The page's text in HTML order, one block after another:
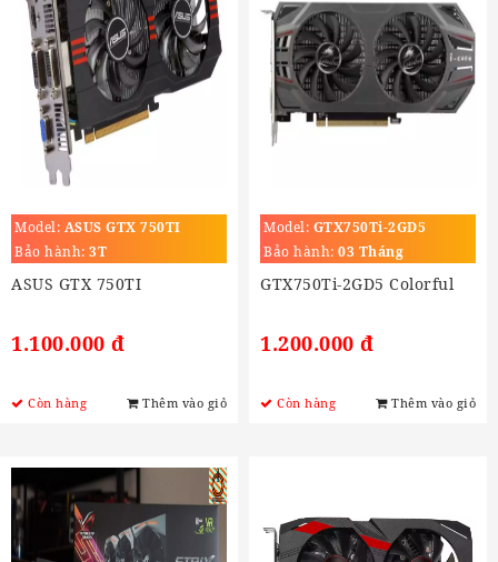
Model: ASUS GTX 750TI
Bảo hành: 3T
ASUS GTX 750TI
1.100.000 đ
Còn hàng Thêm vào giỏ
Model: GTX750Ti-2GD5
Bảo hành: 03 Tháng
GTX750Ti-2GD5 Colorful
1.200.000 đ
Còn hàng Thêm vào giỏ